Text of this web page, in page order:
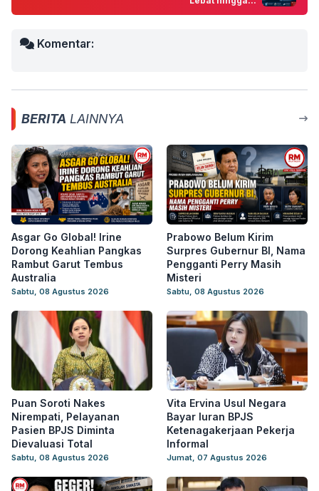
Komentar:
BERITA LAINNYA
Asgar Go Global! Irine
Dorong Keahlian Pangkas
Rambut Garut Tembus
Australia
Sabtu, 08 Agustus 2026
Prabowo Belum Kirim
Surpres Gubernur BI, Nama
Pengganti Perry Masih
Misteri
Sabtu, 08 Agustus 2026
Puan Soroti Nakes
Nirempati, Pelayanan
Pasien BPJS Diminta
Dievaluasi Total
Sabtu, 08 Agustus 2026
Vita Ervina Usul Negara
Bayar Iuran BPJS
Ketenagakerjaan Pekerja
Informal
Jumat, 07 Agustus 2026